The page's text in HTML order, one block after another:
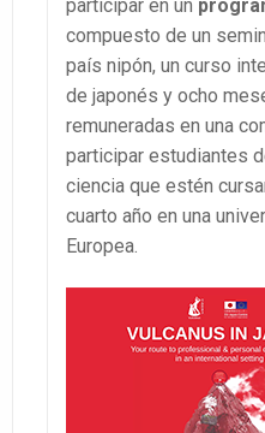
participar en un
compuesto de un
país nipón, un curso
de japonés y ocho
remuneradas en una
participar estudiantes
ciencia que estén
cuarto año en una
Europea.